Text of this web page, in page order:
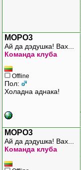
MOPO3
Ай да дэдушка! Вах...
Команда клуба
Offline
Пол:
Холадна аднака!
MOPO3
Ай да дэдушка! Вах...
Команда клуба